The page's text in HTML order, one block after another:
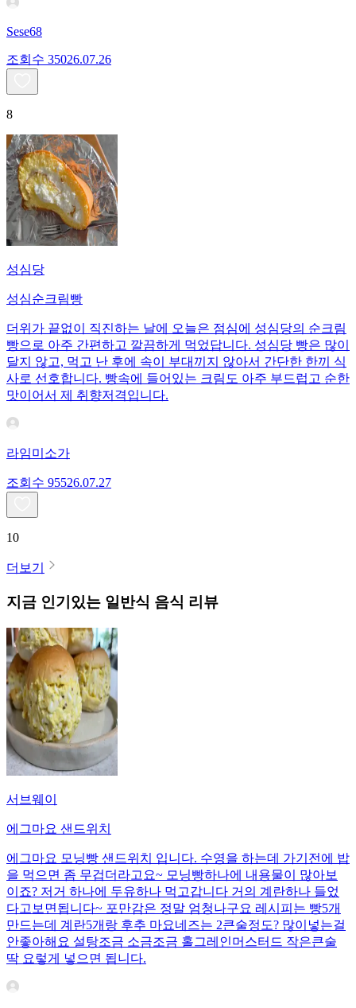
Sese68
조회수 35026.07.26
8
성심당
성심순크림빵
더위가 끝없이 직진하는 날에 오늘은 점심에 성심당의 순크림
빵으로 아주 간편하고 깔끔하게 먹었답니다. 성심당 빵은 많이
달지 않고, 먹고 난 후에 속이 부대끼지 않아서 간단한 한끼 식
사로 선호합니다. 빵속에 들어있는 크림도 아주 부드럽고 순한
맛이어서 제 취향저격입니다.
라임미소가
조회수 95526.07.27
10
더보기
지금 인기있는 일반식 음식 리뷰
서브웨이
에그마요 샌드위치
에그마요 모닝빵 샌드위치 입니다. 수영을 하는데 가기전에 밥
을 먹으면 좀 무겁더라고요~ 모닝빵하나에 내용물이 많아보
이죠? 저거 하나에 두유하나 먹고갑니다 거의 계란하나 들었
다고보면됩니다~ 포만감은 정말 엄청나구요 레시피는 빵5개
만드는데 계란5개랑 후추 마요네즈는 2큰술정도? 많이넣는걸
안좋아해요 설탕조금 소금조금 홀그레인머스터드 작은큰술
딱 요렇게 넣으면 됩니다.